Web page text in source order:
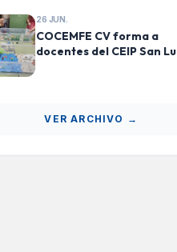
niños y niñas
26 JUN.
COCEMFE CV forma a
docentes del CEIP San
VER ARCHIVO →